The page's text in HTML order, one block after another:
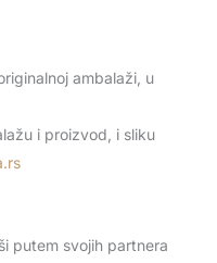
ambalaži, u
i proizvod, i sliku
putem svojih partnera